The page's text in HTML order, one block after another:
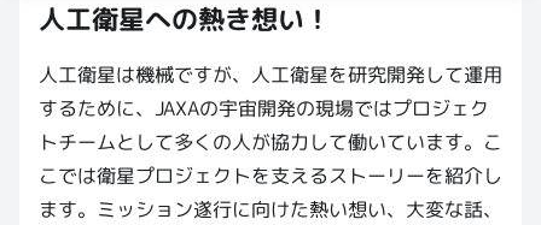
人工衛星への熱き想い！
人工衛星は機械ですが、人工衛星を研究開発して運用
するために、JAXAの宇宙開発の現場ではプロジェク
トチームとして多くの人が協力して働いています。こ
こでは衛星プロジェクトを支えるストーリーを紹介し
ます。ミッション遂行に向けた熱い想い、大変な話、